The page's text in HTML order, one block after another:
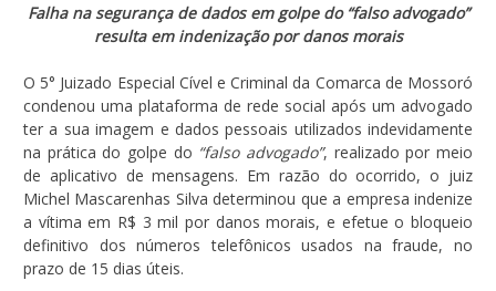
Falha na segurança de dados em golpe do “falso advogado”
resulta em indenização por danos morais
O 5° Juizado Especial Cível e Criminal da Comarca de Mossoró
condenou uma plataforma de rede social após um advogado
ter a sua imagem e dados pessoais utilizados indevidamente
na prática do golpe do “falso advogado”, realizado por meio
de aplicativo de mensagens. Em razão do ocorrido, o juiz
Michel Mascarenhas Silva determinou que a empresa indenize
a vítima em R$ 3 mil por danos morais, e efetue o bloqueio
definitivo dos números telefônicos usados na fraude, no
prazo de 15 dias úteis.